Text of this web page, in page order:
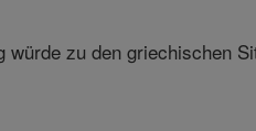
zu den griechischen